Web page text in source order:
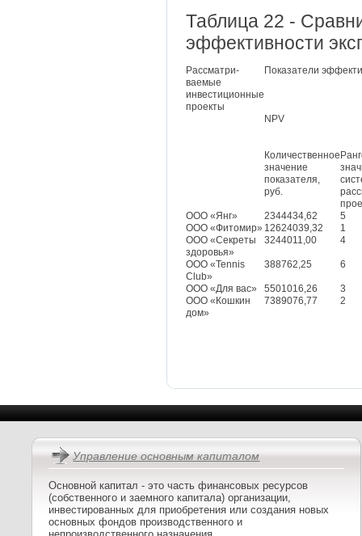
Таблица 22 -
эффективности
Рассматри-
ваемые
инвестиционные
проекты
Показатели
NPV
Количественное
значение
показателя,
руб.
ООО «Янг»
2344434,62
5
ООО «Фитомир» 12624039,32
1
ООО «Секреты
здоровья»
3244011,00 4
ООО «Tennis
Club»
388762,25 6
ООО «Для вас» 5501016,26
3
ООО «Кошкин
дом»
7389076,77 2
Управление основным капиталом
Основной капитал - это часть финансовых ресурсов
(собственного и заемного капитала) организации,
инвестированных для приобретения или создания новых
основных фондов производственного и